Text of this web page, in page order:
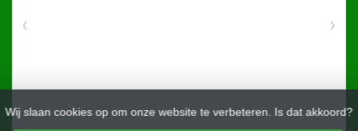
Wij slaan cookies op om onze website te verbeteren. Is dat akkoord?